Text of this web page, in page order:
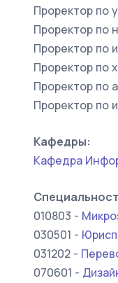
Проректор по
Проректор по
Проректор по
Проректор по
Проректор по
Проректор по
Кафедры:
Кафедра
010803 -
030501 -
031202 -
070601 -